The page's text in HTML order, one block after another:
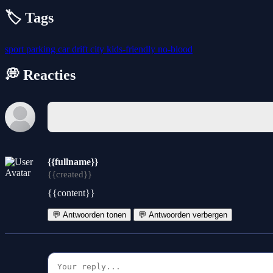
🏷️ Tags
sport parking cardrift city kids-friendly no-blood
💭 Reacties
{{fullname}}
{{created}}
{{content}}
💬 Antwoorden tonen 💬 Antwoorden verbergen